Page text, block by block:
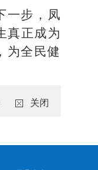
一步，凤
真正成为
为全民健
关闭